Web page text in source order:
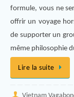
formule, vous ne
offrir un voyage
de supporter un
même philosophie
Lire la suite
Vietnam